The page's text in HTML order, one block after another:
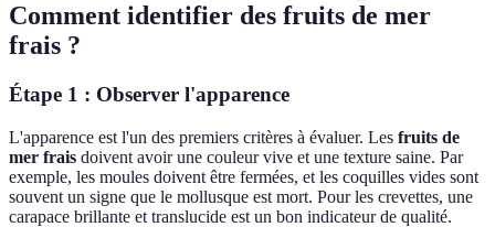
Comment identifier des fruits de mer
frais ?
Étape 1 : Observer l'apparence
L'apparence est l'un des premiers critères à évaluer. Les fruits de
mer frais doivent avoir une couleur vive et une texture saine. Par
exemple, les moules doivent être fermées, et les coquilles vides sont
souvent un signe que le mollusque est mort. Pour les crevettes, une
carapace brillante et translucide est un bon indicateur de qualité.